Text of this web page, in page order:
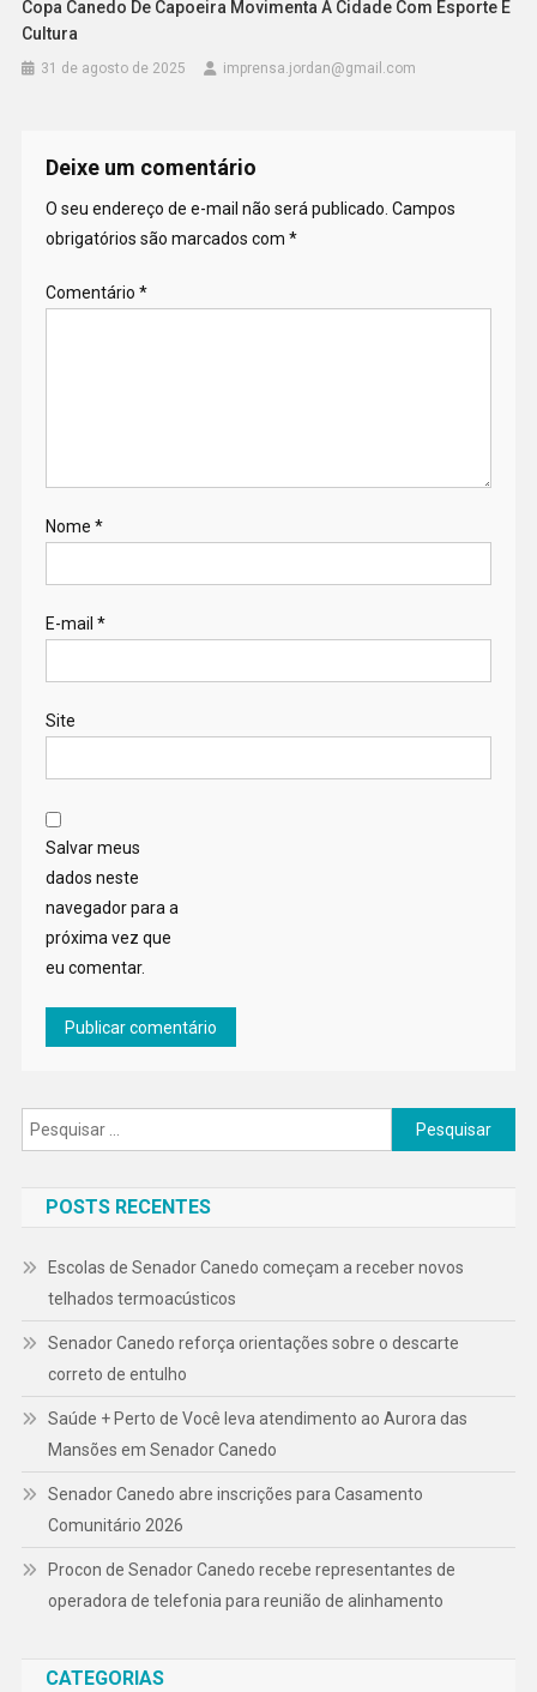
Copa Canedo De Capoeira Movimenta A Cidade Com Esporte E
Cultura
31 de agosto de 2025 imprensa.jordan@gmail.com
Deixe um comentário
O seu endereço de e-mail não será publicado. Campos
obrigatórios são marcados com *
Comentário *
Nome *
E-mail *
Site
Salvar meus
dados neste
navegador para a
próxima vez que
eu comentar.
Pesquisar
por:
POSTS RECENTES
Escolas de Senador Canedo começam a receber novos
telhados termoacústicos
Senador Canedo reforça orientações sobre o descarte
correto de entulho
Saúde + Perto de Você leva atendimento ao Aurora das
Mansões em Senador Canedo
Senador Canedo abre inscrições para Casamento
Comunitário 2026
Procon de Senador Canedo recebe representantes de
operadora de telefonia para reunião de alinhamento
CATEGORIAS